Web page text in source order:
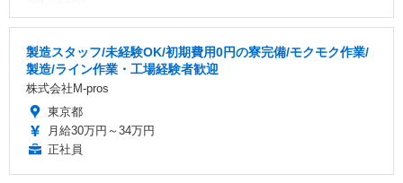
製造スタッフ/未経験OK/初期費用0円の寮完備/モクモク作業/
製造/ライン作業・工場経験者歓迎
株式会社M-pros
東京都
月給30万円～34万円
正社員